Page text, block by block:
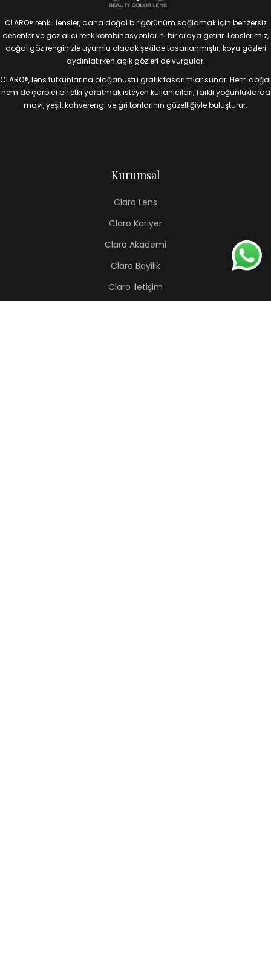
CLARO® renkli lensler, daha doğal bir görünüm sağlamak için benzersiz
desenler ve göz alıcı renk kombinasyonlarını bir araya getirir. Lenslerimiz,
doğal göz renginizle uyumlu olacak şekilde tasarlanmıştır; koyu gözleri
aydınlatırken açık gözleri de vurgular.
CLARO®, lens tutkunlarına olağanüstü grafik tasarımlar sunar. Hem doğal
hem de çarpıcı bir etki yaratmak isteyen kullanıcıları; farklı yoğunluklarda
mavi, yeşil, kahverengi ve gri tonlarının güzelliğiyle buluşturur.
Kurumsal
Claro Lens
Claro Kariyer
Claro Akademi
Claro Bayilik
Claro İletişim